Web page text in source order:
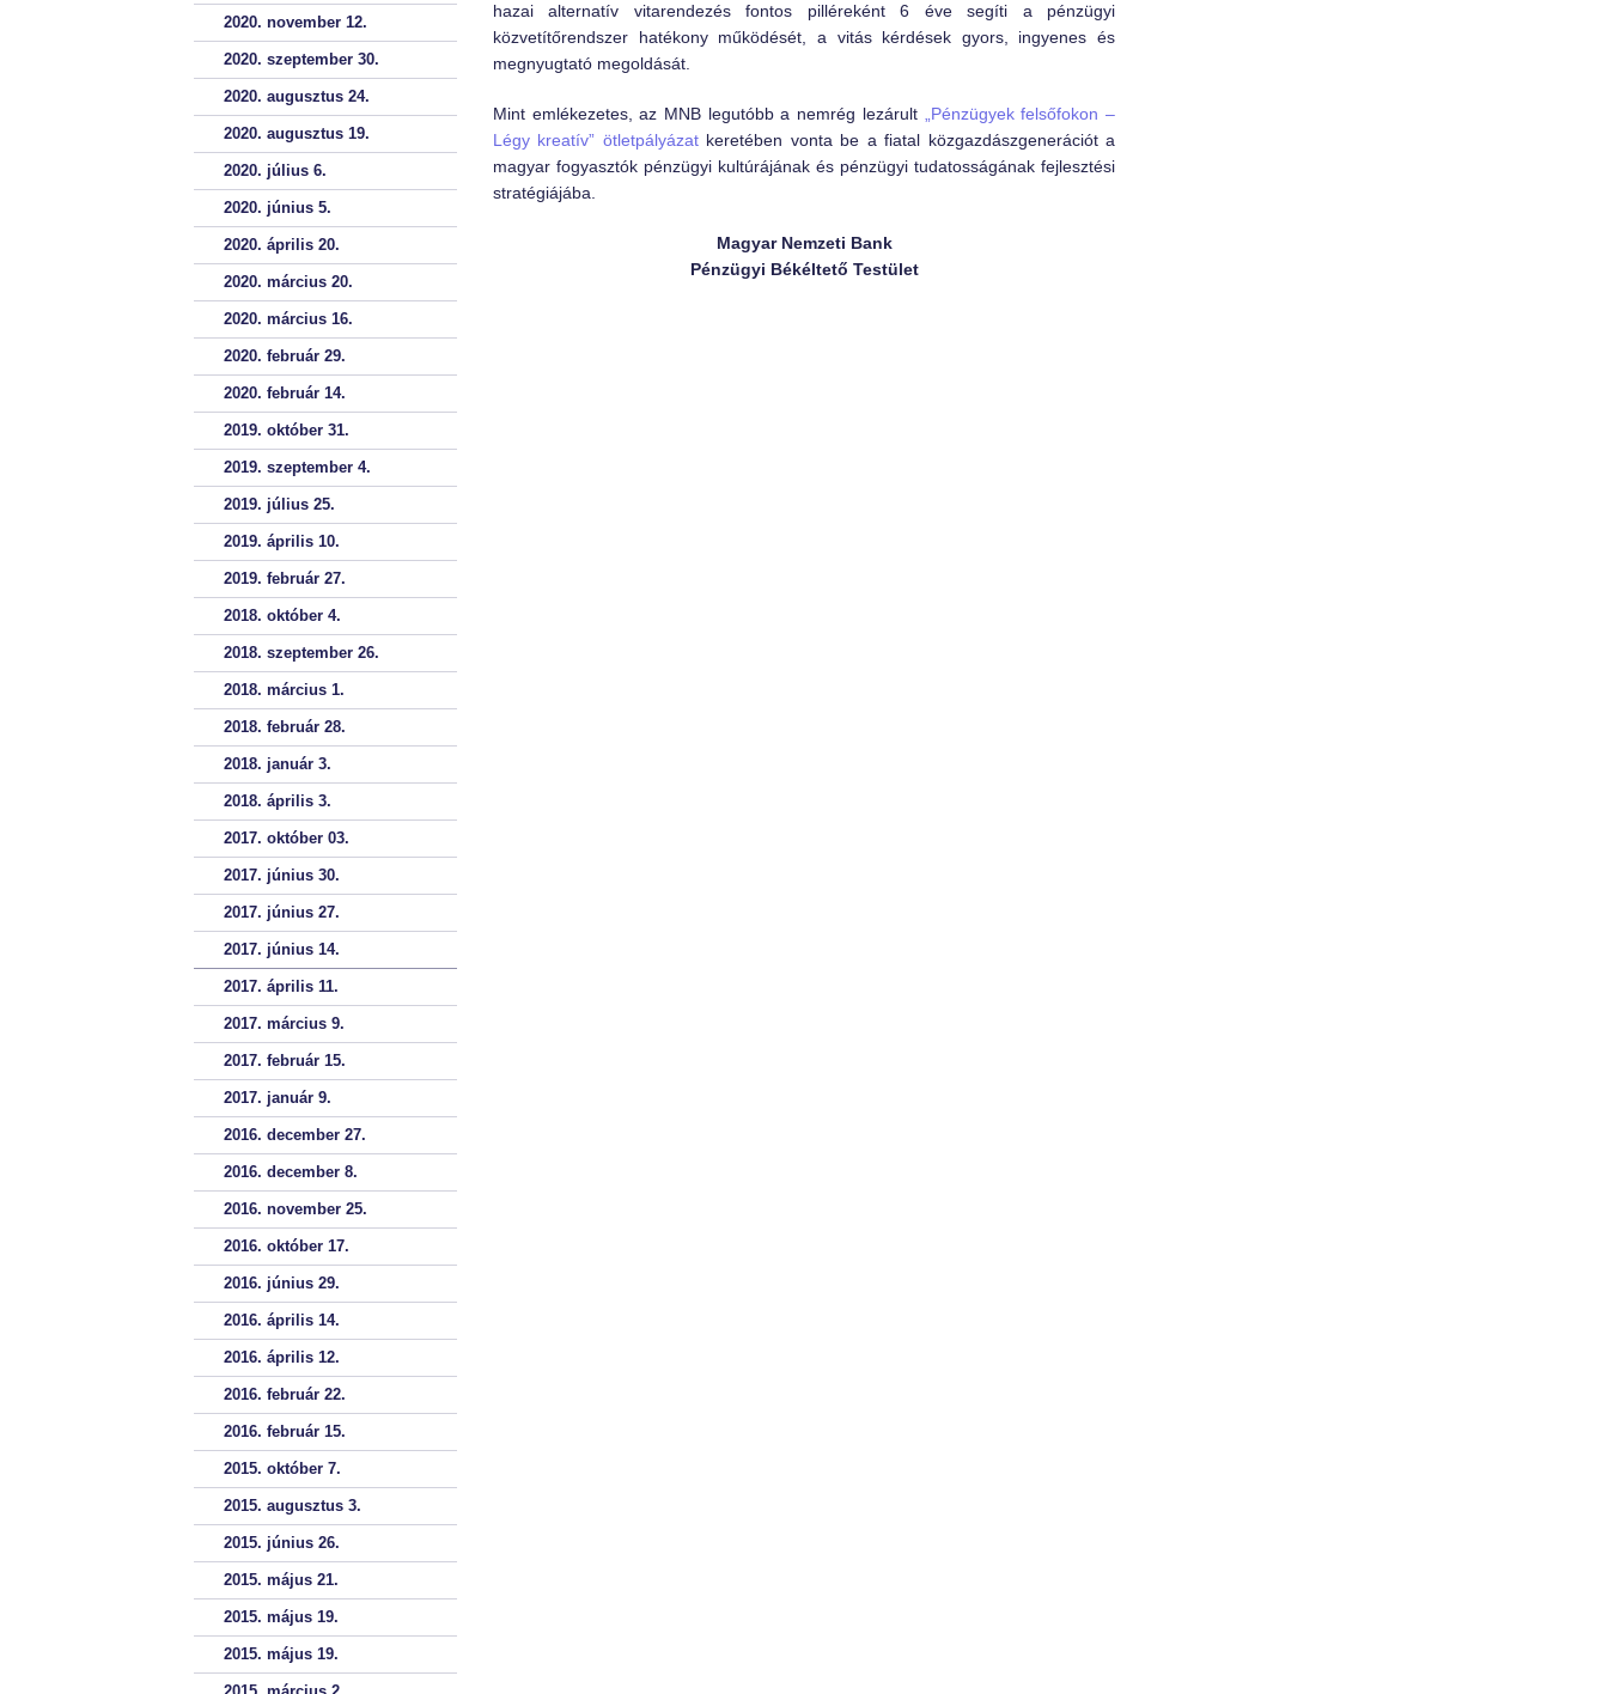
2020. november 12.
2020. szeptember 30.
2020. augusztus 24.
2020. augusztus 19.
2020. július 6.
2020. június 5.
2020. április 20.
2020. március 20.
2020. március 16.
2020. február 29.
2020. február 14.
2019. október 31.
2019. szeptember 4.
2019. július 25.
2019. április 10.
2019. február 27.
2018. október 4.
2018. szeptember 26.
2018. március 1.
2018. február 28.
2018. január 3.
2018. április 3.
2017. október 03.
2017. június 30.
2017. június 27.
2017. június 14.
2017. április 11.
2017. március 9.
2017. február 15.
2017. január 9.
2016. december 27.
2016. december 8.
2016. november 25.
2016. október 17.
2016. június 29.
2016. április 14.
2016. április 12.
2016. február 22.
2016. február 15.
2015. október 7.
2015. augusztus 3.
2015. június 26.
2015. május 21.
2015. május 19.
2015. május 19.
hazai alternatív vitarendezés fontos pilléreként 6 éve segíti a pénzügyi
közvetítőrendszer hatékony működését, a vitás kérdések gyors, ingyenes és
megnyugtató megoldását.
Mint emlékezetes, az MNB legutóbb a nemrég lezárult
„Pénzügyek felsőfokon –
Légy kreatív” ötletpályázatkeretében vonta be a fiatal közgazdászgenerációt a
magyar fogyasztók pénzügyi kultúrájának és pénzügyi tudatosságának fejlesztési
stratégiájába.
Magyar Nemzeti Bank
Pénzügyi Békéltető Testület